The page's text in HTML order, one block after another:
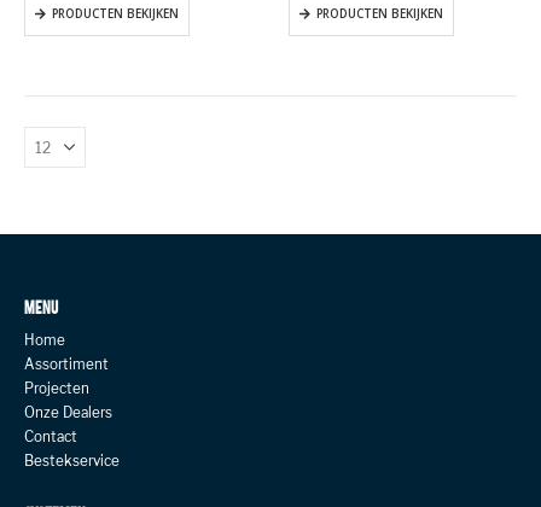
PRODUCTEN BEKIJKEN PRODUCTEN BEKIJKEN
MENU
Home
Assortiment
Projecten
Onze Dealers
Contact
Bestekservice